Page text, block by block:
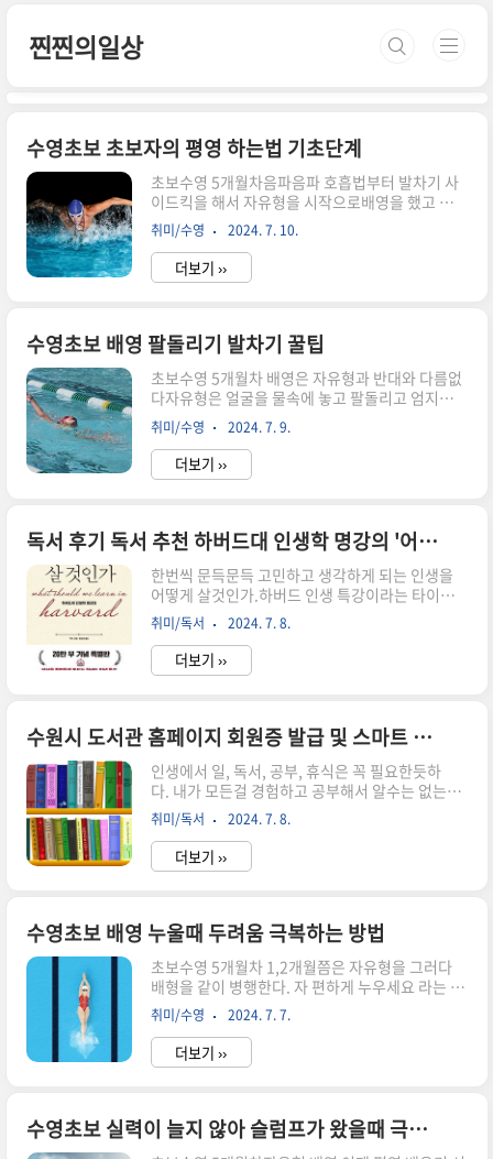
찐찐의일상
수영초보 초보자의 평영 하는법 기초단계
초보수영 5개월차음파음파 호흡법부터 발차기 사
이드킥을 해서 자유형을 시작으로배영을 했고 이제
평영 배우기 시작 평영자세 다리동작4가지 스텝다
리뻗어 발목접기- 무릎접기- 반원그려 무릎 펴기-
마무리동작 무릎을 접어 발뒤꿈치가 엉덩이에 가까
이 오면서 양발꿈치가 닿는다 생각하면서 발을 모
때 발바닥이 물을 차는 그 느낌이 있어야되는데 쉽
지않다그래서 물살을 가르는 느낌을 가지려고 제자
리에서 발목꺾어 앉았다 일어났다를 반복한다발바
닥으로 물살을 가르는 느낌 이 감각을 느끼는게 제
일 중요한다. 발을 뻗는순간 너무 세게 뻗으면 무릎
이 아플수 있으니 주의 필요 현재 다리동작 연습은
풀부이를 다리사이에 끼고 연습중팔동작팔을 쭉
뻗..
취미/수영 2024. 7. 10.
더보기 ››
수영초보 배영 팔돌리기 발차기 꿀팁
초보수영 5개월차 배영은 자유형과 반대와 다름없
다자유형은 얼굴을 물속에 놓고 팔돌리고 엄지발가
락이 서로 스치듯 발차기는 한다배영은 누워서 천
장을 보고 팔돌리고 발차기는 발등으로 물을 차준
다 그러나 자유형은 숨쉬가 잘 안되는 호흡이 문제
인 경우가 많고배영은 일직선이 아닌 사선으로 가
들어올려 귀옆을 스쳐 손등으로 새끼손가락방향으
로 들어가서반원을 그려 허벅지에 붙힌다. 말이 쉽
지.....팔돌릴때 물이 엄청 튀기도 하고 어깨가 너무
들썩들썩 갸우뚱거리기도 하고 다리는 왜케 가라앉
는지 그래서 내가 찾은 방법은배에 힘을 빡 주는것
팔을돌릴때 너무 빠르지 않게 직선으로 들어 귀옆
을 지나 반원을 그릴때 배에 힘을 준다그러면 ..
취미/수영 2024. 7. 9.
더보기 ››
독서 후기 독서 추천 하버드대 인생학 명강의 '어떻게 인생을 살것인가'
한번씩 문득문득 고민하고 생각하게 되는 인생을
어떻게 살것인가.하버드 인생 특강이라는 타이틀
에 읽게된 책 나를 알고 덕목을 알면 삶의 방향성을
좀더 뚜렷하게 만들수 있지 않을까 생각한다.기질
은 변하지 않아도 성격은 어떻게 사느냐에 따라 조
금씩 변할 수도 있는거 같다.현재의 나의 성격은 어
연 나는 어떤 성격일까. 나의 장단점은 무엇인가사
교형 : 밝고 명량하고 적극적이고 긍정적이다: 침착
하지 못하고 차분하지 못하며 꼼꼼하지 않다신중
형: 완벽을 추구한다. 신중하고 까탈스러운 면이 있
으며 주도면밀하며 꼼꼼하다.: 피곤함을 자주 느끼
고 화가 많은 편이다.주도형: 자신감이 넘치고 저돌
적이며 자신이 옳다는 확신이 많은편이..
취미/독서 2024. 7. 8.
더보기 ››
수원시 도서관 홈페이지 회원증 발급 및 스마트 도서관 책나루 무인 대여 반납 방법
인생에서 일, 독서, 공부, 휴식은 꼭 필요한듯하
다. 내가 모든걸 경험하고 공부해서 알수는 없는일
책 한권을 통해 엄청난 지식과 지혜와 간접경험을
얻는다책한권이 1-2만원내외이기에 얻는거 대비
매우 저렴한다고 생각하긴 하지만많은 책들을 모두
직접 구매해서 읽기란 쉽지 않은일그래서 각도시마
도 수원시 도서관에서 책빌리는 방법 - 회원가입및
대여방법수원시도서관 사이트 접속
https://www.suwonlib.go.kr/ 도서관사업소한
림도서관 경기도 수원시 권선구 동수원로25번길
32-110www.suwonlib.go.kr회원가입을 한다왼
쪽상단에 온라인정회원신청을 한다경기도민이거
나 직장이 수원인 사람만 정회원 신청이 ..
취미/독서 2024. 7. 8.
더보기 ››
수영초보 배영 누울때 두려움 극복하는 방법
초보수영 5개월차 1,2개월쯤은 자유형을 그러다
배형을 같이 병행한다. 자 편하게 누우세요 라는 강
사의 말에 나는 안편하다어떻게 편하게 눕겠는가.
물위를.그러나 나에겐 시간이 많지 않다. 강사의 눈
빛에서 난 누워야만 했다그렇게 두어달이 지난 지
금내몸은 잘 뜬다. 굳이 발차기를 하지 않아도 팔돌
않는다처음에는 힘이 많이 들어간다. 물속에 가라
앉을게 뻔하니까.코로 입으로 물이 한껏들어갈게
취미/수영 2024. 7. 7.
더보기 ››
수영초보 실력이 늘지 않아 슬럼프가 왔을때 극복방법